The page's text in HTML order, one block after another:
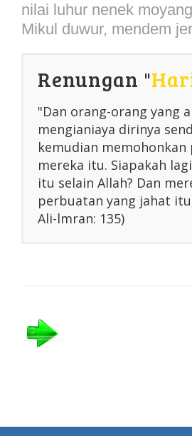
nilai luhur nenek
Mikul duwur, mendem
Renungan "
"Dan orang-orang yang
mengianiaya dirinya
kemudian
mereka itu. Siapakah
itu selain Allah? Dan
perbuatan yang jahat
Ali-lmran: 135)